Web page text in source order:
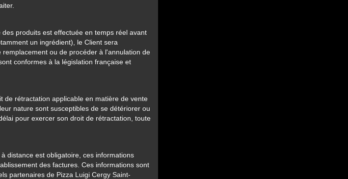
produits est effectuée en temps réel avant
un ingrédient), le Client sera
ou de procéder à l'annulation de
conformes à la législation française et
de rétractation applicable en matière de vente
nature sont susceptibles de se détériorer ou
pour exercer son droit de rétractation, toute
distance est obligatoire, ces informations
des factures. Ces informations sont
partenaires de Pizza Luigi Cergy Saint-